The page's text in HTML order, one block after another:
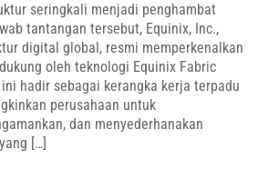
seringkali menjadi penghambat
tantangan tersebut, Equinix, Inc.,
digital global, resmi memperkenalkan
oleh teknologi Equinix Fabric
hadir sebagai kerangka kerja terpadu
perusahaan untuk
dan menyederhanakan
[…]